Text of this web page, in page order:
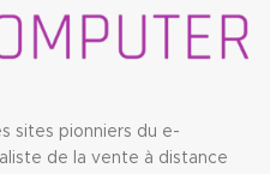
sites pionniers du e-
de la vente à distance